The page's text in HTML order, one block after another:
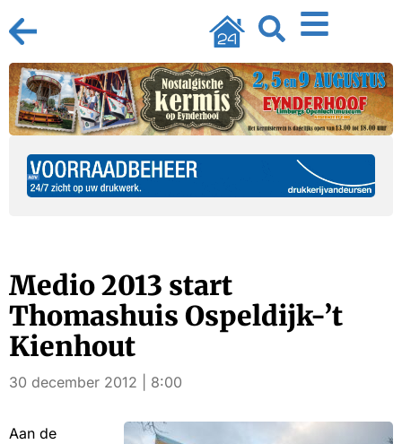
Medio 2013 start
Thomashuis Ospeldijk-’t
Kienhout
30 december 2012 | 8:00
Aan de